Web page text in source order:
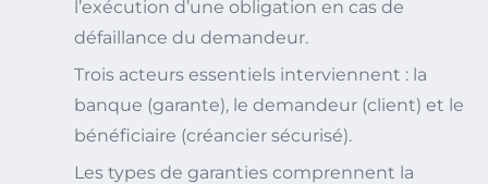
l’exécution d’une obligation en cas de
défaillance du demandeur.
Trois acteurs essentiels interviennent : la
banque (garante), le demandeur (client) et le
bénéficiaire (créancier sécurisé).
Les types de garanties comprennent la